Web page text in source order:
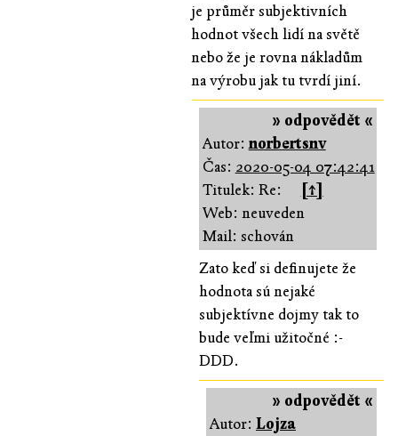
je průměr subjektivních
hodnot všech lidí na světě
nebo že je rovna nákladům
na výrobu jak tu tvrdí jiní.
» odpovědět «
Autor:norbertsnv
Čas: 2020-05-04 07:42:41
Titulek: Re:
[↑]
Web: neuveden
Mail: schován
Zato keď si definujete že
hodnota sú nejaké
subjektívne dojmy tak to
bude veľmi užitočné :-
DDD.
» odpovědět «
Autor: Lojza